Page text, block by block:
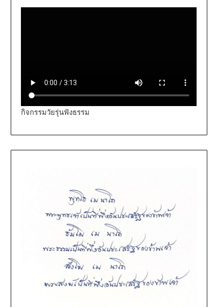
กิจกรรมวัยรุ่นฟังธรรม